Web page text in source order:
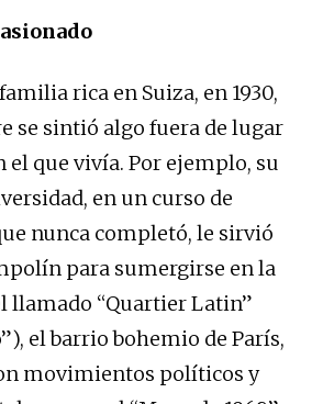
rica en Suiza, en 1930,
se sintió algo fuera de lugar
el que vivía. Por ejemplo, su
en un curso de
nunca completó, le sirvió
para sumergirse en la
llamado “Quartier Latin”
el barrio bohemio de París,
movimientos políticos y